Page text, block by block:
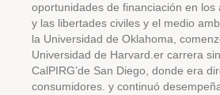
oportunidades de financiación en los
y las libertades civiles y el medio
la Universidad de Oklahoma,
Universidad de Harvard. er carrera
CalPIRG’de San Diego, donde era
consumidores. y continuó